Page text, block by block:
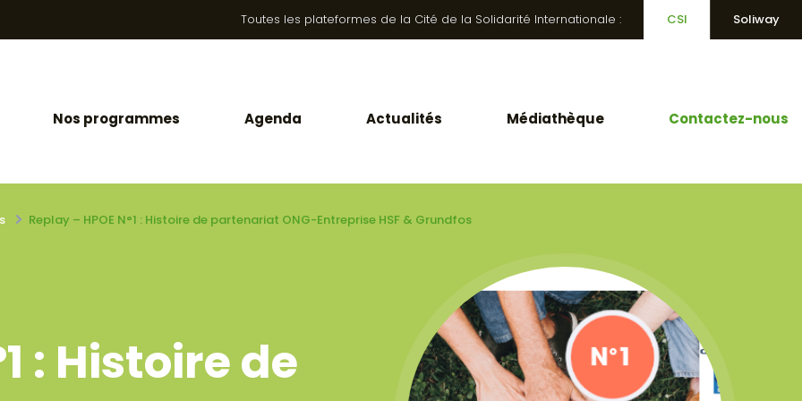
Toutes les plateformes de la Cité de la Solidarité Internationale : CSI Soliway
Nos programmes Agenda Actualités Médiathèque Contactez-nous
Replay – HPOE N°1 : Histoire de partenariat ONG-Entreprise HSF & Grundfos
: Histoire de